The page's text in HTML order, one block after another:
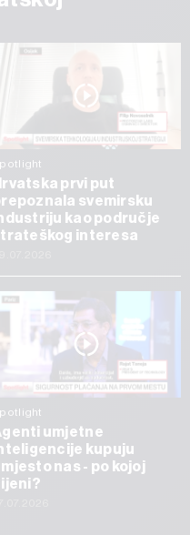
prvi put
svemirsku
kao područje
interesa
umjetne
kupuju
nas - po kojoj